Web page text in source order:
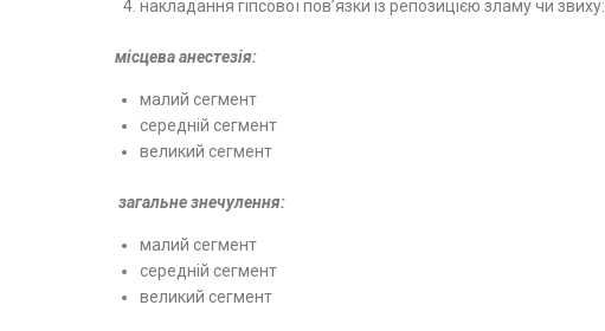
накладання гіпсової пов’язки із репозицією зламу чи звиху:
місцева анестезія:
малий сегмент
середній сегмент
великий сегмент
загальне знечулення:
малий сегмент
середній сегмент
великий сегмент